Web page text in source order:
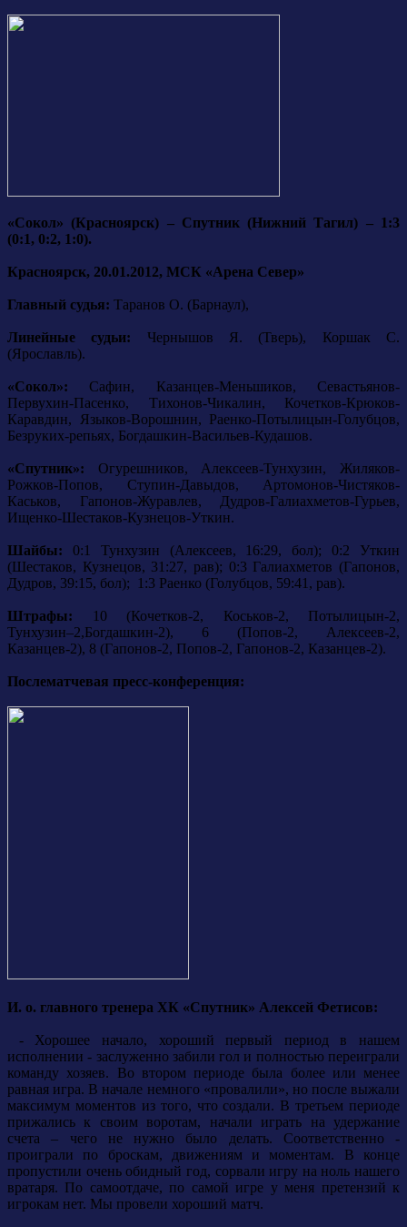
«Сокол» (Красноярск) – Спутник (Нижний Тагил) – 1:3
(0:1, 0:2, 1:0).
Красноярск, 20.01.2012, МСК «Арена Север»
Главный судья: Таранов О. (Барнаул),
Линейные судьи: Чернышов Я. (Тверь), Коршак С.
(Ярославль).
«Сокол»: Сафин, Казанцев-Меньшиков, Севастьянов-
Первухин-Пасенко, Тихонов-Чикалин, Кочетков-Крюков-
Каравдин, Языков-Ворошнин, Раенко-Потылицын-Голубцов,
Безруких-репьях, Богдашкин-Васильев-Кудашов.
«Спутник»: Огурешников, Алексеев-Тунхузин, Жиляков-
Рожков-Попов, Ступин-Давыдов, Артомонов-Чистяков-
Каськов, Гапонов-Журавлев, Дудров-Галиахметов-Гурьев,
Ищенко-Шестаков-Кузнецов-Уткин.
Шайбы: 0:1 Тунхузин (Алексеев, 16:29, бол); 0:2 Уткин
(Шестаков, Кузнецов, 31:27, рав); 0:3 Галиахметов (Гапонов,
Дудров, 39:15, бол); 1:3 Раенко (Голубцов, 59:41, рав).
Штрафы: 10 (Кочетков-2, Коськов-2, Потылицын-2,
Тунхузин–2,Богдашкин-2), 6 (Попов-2, Алексеев-2,
Казанцев-2), 8 (Гапонов-2, Попов-2, Гапонов-2, Казанцев-2).
Послематчевая пресс-конференция:
И. о. главного тренера ХК «Спутник» Алексей Фетисов:
- Хорошее начало, хороший первый период в нашем
исполнении - заслуженно забили гол и полностью переиграли
команду хозяев. Во втором периоде была более или менее
равная игра. В начале немного «провалили», но после выжали
максимум моментов из того, что создали. В третьем периоде
прижались к своим воротам, начали играть на удержание
счета – чего не нужно было делать. Соответственно -
проиграли по броскам, движениям и моментам. В конце
пропустили очень обидный год, сорвали игру на ноль нашего
вратаря. По самоотдаче, по самой игре у меня претензий к
игрокам нет. Мы провели хороший матч.